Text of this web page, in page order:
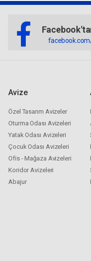
Avize
Özel Tasarım Avizeler
Oturma Odası Avizeleri
Yatak Odası Avizeleri
Çocuk Odası Avizeleri
Ofis - Mağaza Avizeleri
Koridor Avizeleri
Abajur